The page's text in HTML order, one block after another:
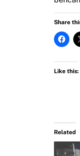
Share
Like this:
Related